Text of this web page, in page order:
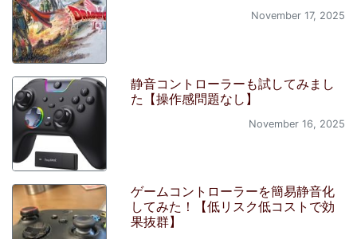
November 17, 2025
静音コントローラーも試してみまし
た【操作感問題なし】
November 16, 2025
ゲームコントローラーを簡易静音化
してみた！【低リスク低コストで効
果抜群】